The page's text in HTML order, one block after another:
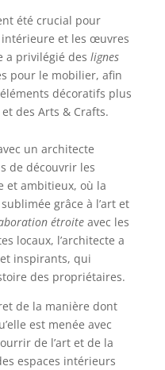
été crucial pour
et les œuvres
a privilégié des lignes
pour le mobilier, afin
décoratifs plus
des Arts & Crafts.
un architecte
de découvrir les
et ambitieux, où la
grâce à l’art et
étroiteavec les
locaux, l’architecte a
inspirants, qui
des propriétaires.
de la manière dont
est menée avec
de l’art et de la
espaces intérieurs